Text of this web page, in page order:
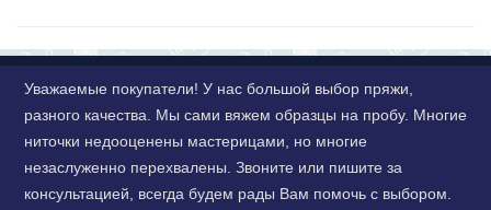
Уважаемые покупатели! У нас большой выбор пряжи,
разного качества. Мы сами вяжем образцы на пробу. Многие
ниточки недооценены мастерицами, но многие
незаслуженно перехвалены. Звоните или пишите за
консультацией, всегда будем рады Вам помочь с выбором.